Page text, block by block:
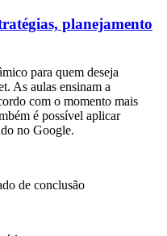
planejamento
para quem deseja
As aulas ensinam a
com o momento mais
é possível aplicar
no Google.
de conclusão